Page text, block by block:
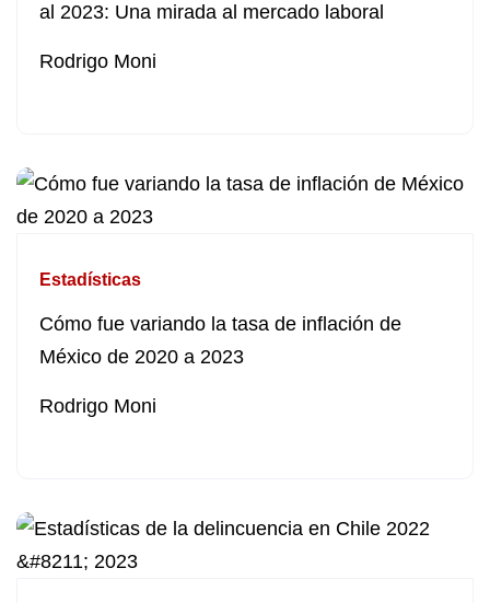
al 2023: Una mirada al mercado laboral
Rodrigo Moni
Estadísticas
Cómo fue variando la tasa de inflación de
México de 2020 a 2023
Rodrigo Moni